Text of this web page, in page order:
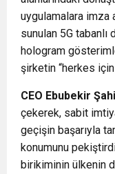
uygulamalara imza
sunulan 5G tabanlı
hologram
şirketin “herkes için
CEO Ebubekir
çekerek, sabit
geçişin başarıyla
konumunu
birikiminin ülkenin